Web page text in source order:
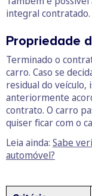
integral contratado.
Propriedade
Terminado o
carro. Caso se
residual do
anteriormente
contrato. O carro
quiser ficar com o
Leia ainda: Sabe
automóvel?